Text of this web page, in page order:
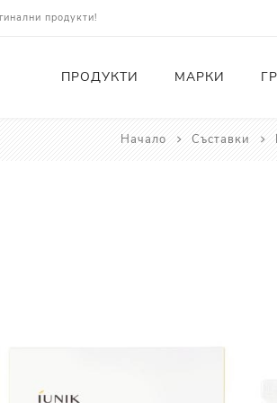
продукти!
ПРОДУКТИ
Карти за Подарък
МАРКИ
Начало Съставки